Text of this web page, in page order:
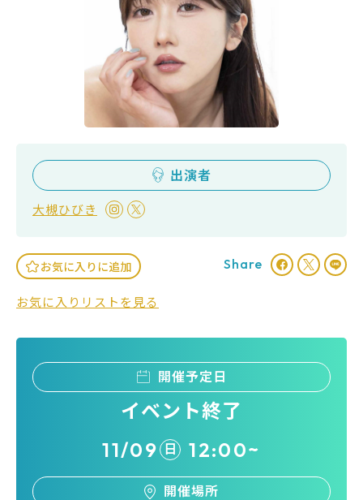
出演者
大槻ひびき
お気に入りに追加
お気に入りリストを見る
Share
開催予定日
イベント終了
11/09 日 12:00~
開催場所